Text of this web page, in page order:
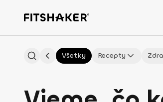
Všetky Recepty